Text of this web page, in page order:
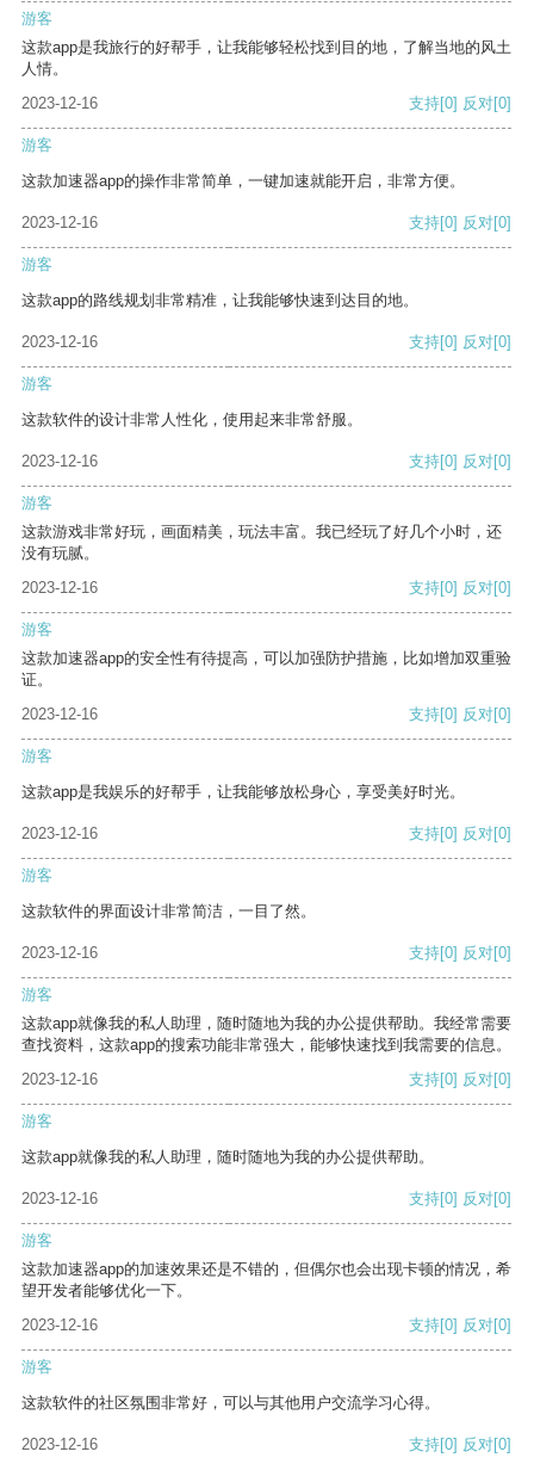
游客
这款app是我旅行的好帮手，让我能够轻松找到目的地，了解当地的风土
人情。
2023-12-16
支持[0] 反对[0]
游客
这款加速器app的操作非常简单，一键加速就能开启，非常方便。
2023-12-16 支持[0] 反对[0]
游客
这款app的路线规划非常精准，让我能够快速到达目的地。
2023-12-16 支持[0] 反对[0]
游客
这款软件的设计非常人性化，使用起来非常舒服。
2023-12-16 支持[0] 反对[0]
游客
这款游戏非常好玩，画面精美，玩法丰富。我已经玩了好几个小时，还
没有玩腻。
2023-12-16
支持[0] 反对[0]
游客
这款加速器app的安全性有待提高，可以加强防护措施，比如增加双重验
证。
2023-12-16
支持[0] 反对[0]
游客
这款app是我娱乐的好帮手，让我能够放松身心，享受美好时光。
2023-12-16 支持[0] 反对[0]
游客
这款软件的界面设计非常简洁，一目了然。
2023-12-16 支持[0] 反对[0]
游客
这款app就像我的私人助理，随时随地为我的办公提供帮助。我经常需要
查找资料，这款app的搜索功能非常强大，能够快速找到我需要的信息。
2023-12-16
支持[0] 反对[0]
游客
这款app就像我的私人助理，随时随地为我的办公提供帮助。
2023-12-16 支持[0] 反对[0]
游客
这款加速器app的加速效果还是不错的，但偶尔也会出现卡顿的情况，希
望开发者能够优化一下。
2023-12-16
支持[0] 反对[0]
游客
这款软件的社区氛围非常好，可以与其他用户交流学习心得。
2023-12-16 支持[0] 反对[0]